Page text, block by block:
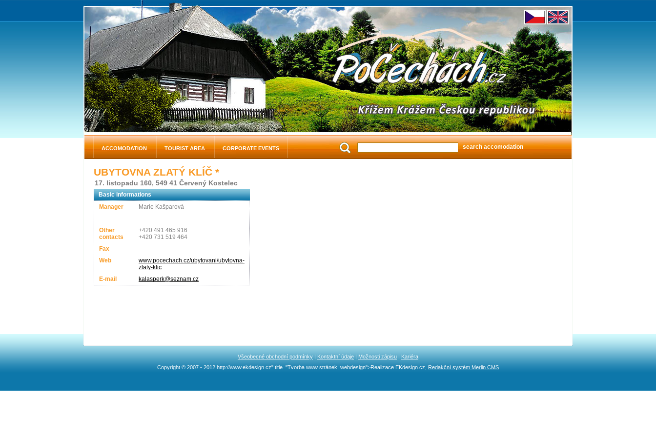
UBYTOVNA ZLATÝ KLÍČ *
17. listopadu 160, 549 41 Červený Kostelec
Basic informations
Manager
Marie Kašparová
Other
contacts
+420 491 465 916
+420 731 519 464
Fax
Web
www.pocechach.cz/ubytovani/ubytovna-
zlaty-klic
E-mail
kalasperk@seznam.cz
ACCOMODATION TOURIST AREA CORPORATE EVENTS
Všeobecné obchodní podmínky | Kontaktní údaje | Možnosti zápisu | Kariéra
Copyright © 2007 - 2012 http://www.ekdesign.cz" title="Tvorba www stránek, webdesign">Realizace EKdesign.cz, Redakční systém Merlin CMS